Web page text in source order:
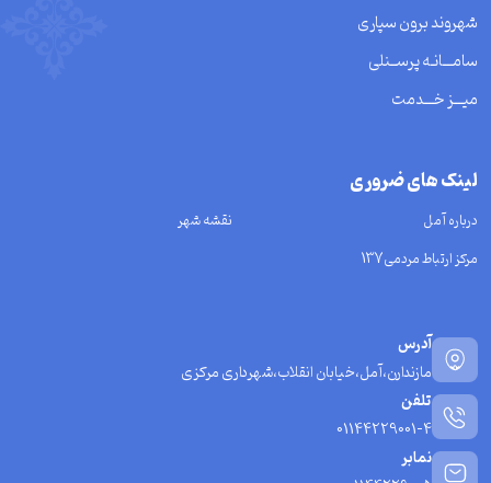
شهروند برون سپاری
سامـــانـه پرســنلی
میـــز خـــدمت
لینک های ضروری
درباره آمل
نقشه شهر
مرکز ارتباط مردمی137
آدرس
مازندارن،آمل،خیابان انقلاب،شهرداری مرکزی
تلفن
01144229001-4
نمابر